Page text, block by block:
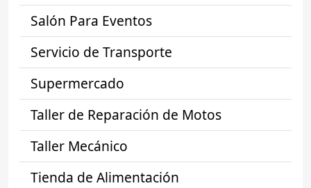
Salón Para Eventos
Servicio de Transporte
Supermercado
Taller de Reparación de Motos
Taller Mecánico
Tienda de Alimentación